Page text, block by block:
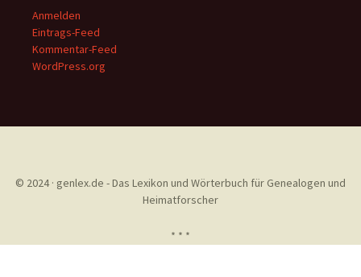
Anmelden
Eintrags-Feed
Kommentar-Feed
WordPress.org
© 2024 · genlex.de - Das Lexikon und Wörterbuch für Genealogen und
Heimatforscher
* * *